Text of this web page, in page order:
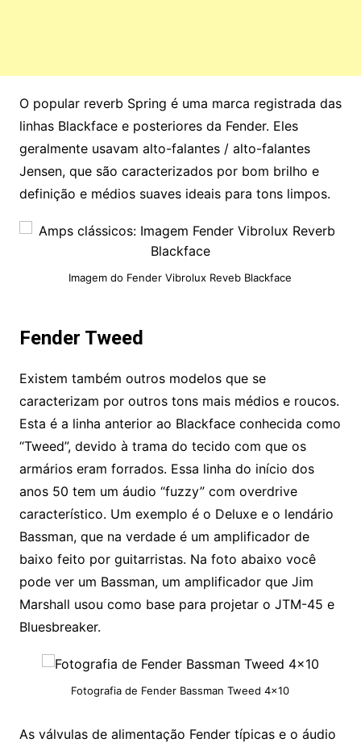
O popular reverb Spring é uma marca registrada das
linhas Blackface e posteriores da Fender. Eles
geralmente usavam alto-falantes / alto-falantes
Jensen, que são caracterizados por bom brilho e
definição e médios suaves ideais para tons limpos.
Imagem do Fender Vibrolux Reveb Blackface
Fender Tweed
Existem também outros modelos que se
caracterizam por outros tons mais médios e roucos.
Esta é a linha anterior ao Blackface conhecida como
“Tweed”, devido à trama do tecido com que os
armários eram forrados. Essa linha do início dos
anos 50 tem um áudio “fuzzy” com overdrive
característico. Um exemplo é o Deluxe e o lendário
Bassman, que na verdade é um amplificador de
baixo feito por guitarristas. Na foto abaixo você
pode ver um Bassman, um amplificador que Jim
Marshall usou como base para projetar o JTM-45 e
Bluesbreaker.
Fotografia de Fender Bassman Tweed 4×10
As válvulas de alimentação Fender típicas e o áudio